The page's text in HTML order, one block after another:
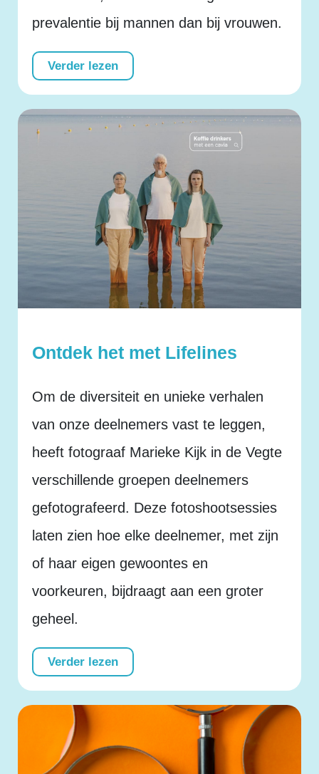
prevalentie bij mannen dan bij vrouwen.
Verder lezen
Ontdek het met Lifelines
Om de diversiteit en unieke verhalen
van onze deelnemers vast te leggen,
heeft fotograaf Marieke Kijk in de Vegte
verschillende groepen deelnemers
gefotografeerd. Deze fotoshootsessies
laten zien hoe elke deelnemer, met zijn
of haar eigen gewoontes en
voorkeuren, bijdraagt aan een groter
geheel.
Verder lezen